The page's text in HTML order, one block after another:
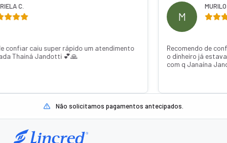
C.
confiar caiu super rápido um atendimento
Thainá Jandotti 💕🙏
M
MURILO
Recomendo de
o dinheiro já
com q Janaína
Não solicitamos pagamentos antecipados.